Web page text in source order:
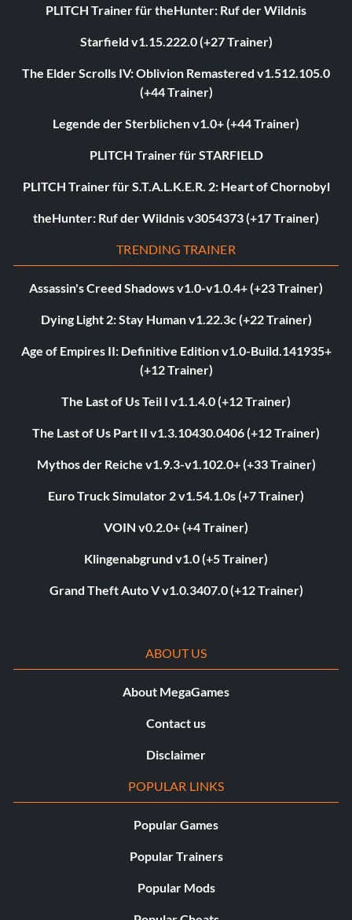
PLITCH Trainer für theHunter: Ruf der Wildnis
Starfield v1.15.222.0 (+27 Trainer)
The Elder Scrolls IV: Oblivion Remastered v1.512.105.0
(+44 Trainer)
Legende der Sterblichen v1.0+ (+44 Trainer)
PLITCH Trainer für STARFIELD
PLITCH Trainer für S.T.A.L.K.E.R. 2: Heart of Chornobyl
theHunter: Ruf der Wildnis v3054373 (+17 Trainer)
TRENDING TRAINER
Assassin's Creed Shadows v1.0-v1.0.4+ (+23 Trainer)
Dying Light 2: Stay Human v1.22.3c (+22 Trainer)
Age of Empires II: Definitive Edition v1.0-Build.141935+
(+12 Trainer)
The Last of Us Teil I v1.1.4.0 (+12 Trainer)
The Last of Us Part II v1.3.10430.0406 (+12 Trainer)
Mythos der Reiche v1.9.3-v1.102.0+ (+33 Trainer)
Euro Truck Simulator 2 v1.54.1.0s (+7 Trainer)
VOIN v0.2.0+ (+4 Trainer)
Klingenabgrund v1.0 (+5 Trainer)
Grand Theft Auto V v1.0.3407.0 (+12 Trainer)
ABOUT US
About MegaGames
Contact us
Disclaimer
POPULAR LINKS
Popular Games
Popular Trainers
Popular Mods